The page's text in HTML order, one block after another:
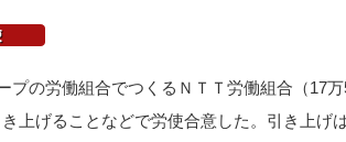
プの労働組合でつくるＮＴＴ労働組合（17
上げることなどで労使合意した。引き上げ